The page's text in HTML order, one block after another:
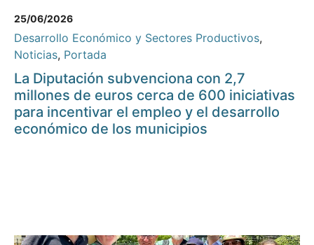
25/06/2026
Desarrollo Económico y Sectores Productivos,
Noticias, Portada
La Diputación subvenciona con 2,7
millones de euros cerca de 600 iniciativas
para incentivar el empleo y el desarrollo
económico de los municipios